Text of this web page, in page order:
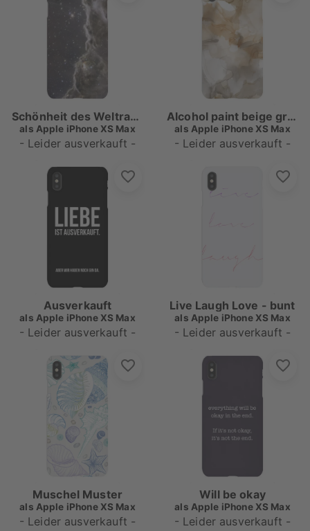
Schönheit des Weltraums
als Apple iPhone XS Max
- Leider ausverkauft -
Alcohol paint beige grey
als Apple iPhone XS Max
- Leider ausverkauft -
Ausverkauft
als Apple iPhone XS Max
- Leider ausverkauft -
Live Laugh Love - bunt
als Apple iPhone XS Max
- Leider ausverkauft -
Muschel Muster
als Apple iPhone XS Max
- Leider ausverkauft -
Will be okay
als Apple iPhone XS Max
- Leider ausverkauft -